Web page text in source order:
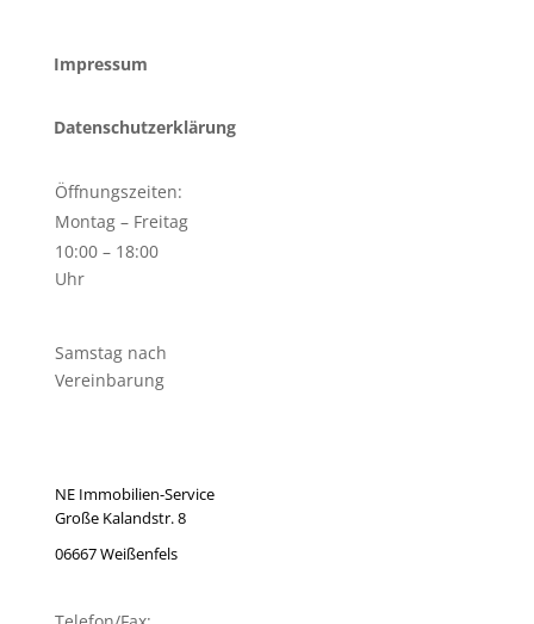
Impressum
Datenschutzerklärung
Öffnungszeiten:
Montag – Freitag
10:00 – 18:00
Uhr
Samstag nach
Vereinbarung
NE Immobilien-Service
Große Kalandstr. 8
06667 Weißenfels